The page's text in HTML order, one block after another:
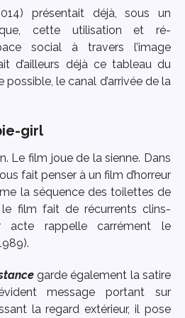
présentait déjà, sous un
cette utilisation et ré-
social à travers l’image
d’ailleurs déjà ce tableau du
le canal d’arrivée de la
girl
Le film joue de la sienne. Dans
fait penser à un film d’horreur
la séquence des toilettes de
le film fait de récurrents clins-
acte rappelle carrément le
garde également la satire
message portant sur
la regard extérieur, il pose